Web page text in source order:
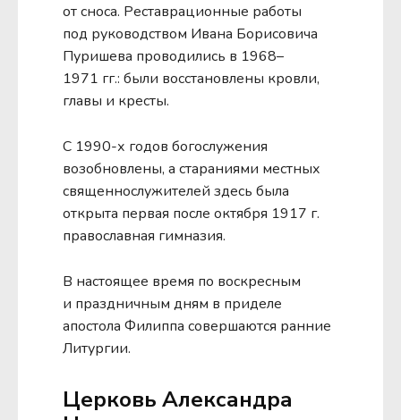
от сноса. Реставрационные работы
под руководством Ивана Борисовича
Пуришева проводились в 1968–
1971 гг.: были восстановлены кровли,
главы и кресты.
С 1990-х годов богослужения
возобновлены, а стараниями местных
священнослужителей здесь была
открыта первая после октября 1917 г.
православная гимназия.
В настоящее время по воскресным
и праздничным дням в приделе
апостола Филиппа совершаются ранние
Литургии.
Церковь Александра